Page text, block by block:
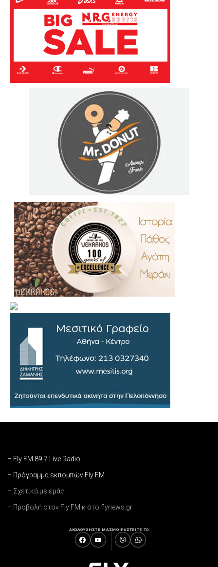
– Fly FM 89,7 Live Radio
– Πρόγραμμα εκπομπών Fly FM
– Σχετικά με εμάς
– Προβολή στον Fly FM κ στο flynews.gr
ΑΚΟΛΟΥΘΗΣΤΕ ΜΑΣΜΟΙΡΑΣΤΕΙΤΕ ΤΟ